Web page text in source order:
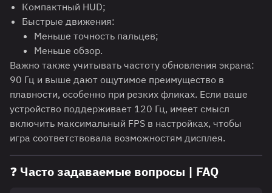
Компактный HUD;
Быстрые движения:
Меньше точность пальцев;
Меньше обзор.
Важно также учитывать частоту обновления экрана:
90 Гц и выше дают ощутимое преимущество в
плавности, особенно при резких фликах. Если ваше
устройство поддерживает 120 Гц, имеет смысл
включить максимальный FPS в настройках, чтобы
игра соответствовала возможностям дисплея.
❓ Часто задаваемые вопросы | FAQ